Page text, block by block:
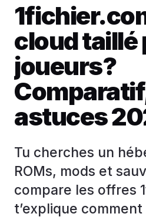
cloud taillé
joueurs?
astuces
Tu cherches un
ROMs, mods et
compare les offres
t’explique